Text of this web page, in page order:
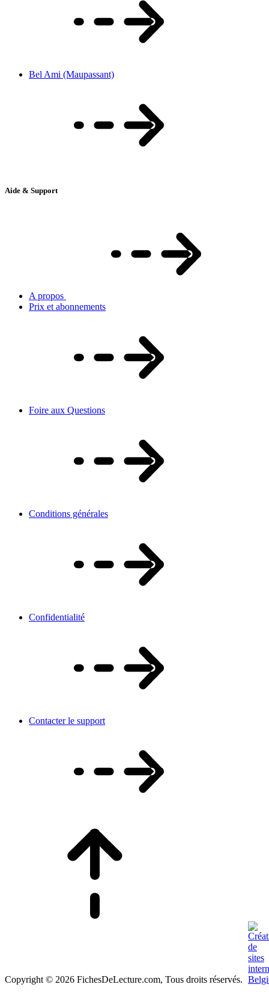
Bel Ami (Maupassant)
Aide & Support
A propos
Prix et abonnements
Foire aux Questions
Conditions générales
Confidentialité
Contacter le support
Copyright © 2026 FichesDeLecture.com, Tous droits réservés.